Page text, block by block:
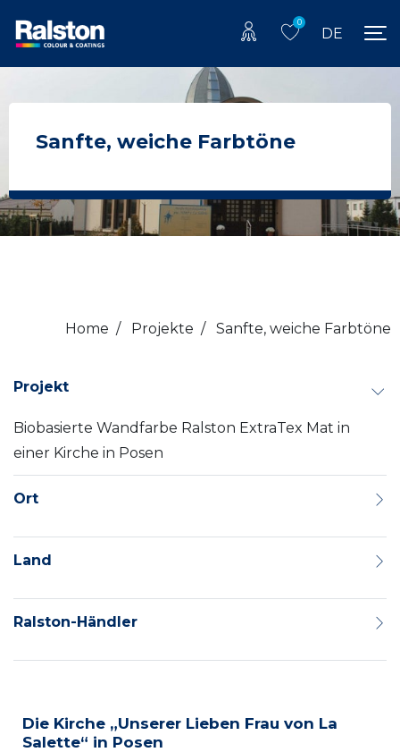
0
DE
Sanfte, weiche Farbtöne
Home / Projekte / Sanfte, weiche Farbtöne
Projekt
Biobasierte Wandfarbe Ralston ExtraTex Mat in
einer Kirche in Posen
Ort
Land
Ralston-Händler
Die Kirche „Unserer Lieben Frau von La
Salette“ in Posen